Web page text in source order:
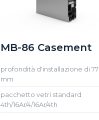
MB-86 Casement
profondità d'installazione di 77
mm
pacchetto vetri standard
4th/16Ar/4/16Ar/4th